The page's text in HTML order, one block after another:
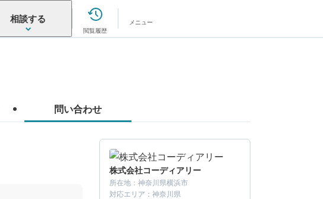
相談する
閲覧履歴
メニュー
問い合わせ
株式会社コーディアリー
所在地： 神奈川県横浜市
対応エリア： 神奈川県